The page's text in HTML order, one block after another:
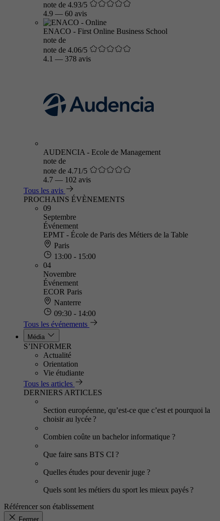
note de 4.93/5
4.9 — 60 avis
ENACO - First Online Business School
note de
note de 4.06/5
4.1 — 378 avis
AUDENCIA - Ecole de Management
note de
note de 4.71/5
4.7 — 102 avis
Tous les avis
PROCHAINS ÉVÈNEMENTS
09
Septembre
Événement
EPMT - École de Paris des Métiers de la Table
Paris
13:00 - 15:00
04
Novembre
Événement
ECOR Paris
Nanterre
09:30 - 14:00
Tous les événements
Média
S’INFORMER
Actualité
Orientation
Vie étudiante
Tous les articles
DERNIERS ARTICLES
Section européenne, qu’est-ce que c’est et pourquoi la
choisir au lycée ?
Combien coûte un bachelor informatique ?
Que faire sans BTS CI ?
Quelles études pour devenir juge ?
Quels sont les métiers du sport les mieux payés ?
Référencer son établissement
Fermer